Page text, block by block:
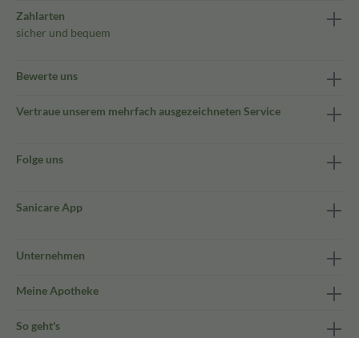
Zahlarten
sicher und bequem
Bewerte uns
Vertraue unserem mehrfach ausgezeichneten Service
Folge uns
Sanicare App
Unternehmen
Meine Apotheke
So geht's